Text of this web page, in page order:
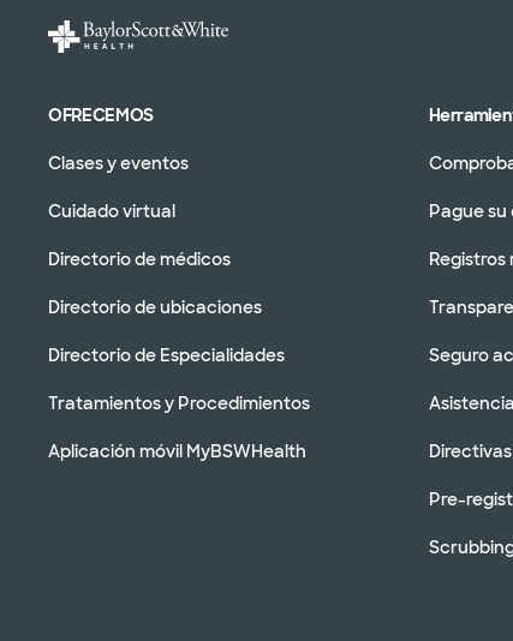
OFRECEMOS
Clases y eventos
Cuidado virtual
Directorio de médicos
Directorio de ubicaciones
Directorio de Especialidades
Tratamientos y Procedimientos
Aplicación móvil MyBSWHealth
Pague
Registros
Seguro
Pre-